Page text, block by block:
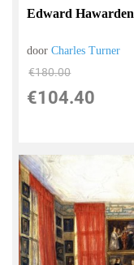
Edward Hawarden
doorCharles Turner
€180.00
€104.40